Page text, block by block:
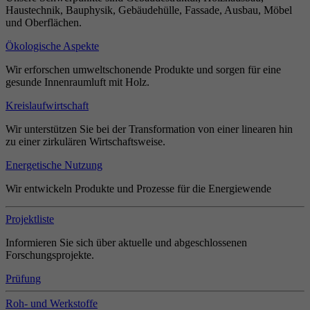
Haustechnik, Bauphysik, Gebäudehülle, Fassade, Ausbau, Möbel
und Oberflächen.
Ökologische Aspekte
Wir erforschen umweltschonende Produkte und sorgen für eine
gesunde Innenraumluft mit Holz.
Kreislaufwirtschaft
Wir unterstützen Sie bei der Transformation von einer linearen hin
zu einer zirkulären Wirtschaftsweise.
Energetische Nutzung
Wir entwickeln Produkte und Prozesse für die Energiewende
Projektliste
Informieren Sie sich über aktuelle und abgeschlossenen
Forschungsprojekte.
Prüfung
Roh- und Werkstoffe